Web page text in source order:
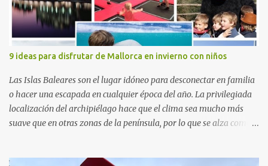
Traslacional en Cáncer en la Infancia y la Adolescencia del Vall
d’Hebron Instituto de Investigación (VHIR); Anna Saló, psicóloga
del Servicio de Oncología Pediátrica del Vall d’Hebron y del grupo
de Investigación Traslacional en Cáncer en la Infancia y la
Adolescencia del VHIR y Teresa Xipell, fisioterapeuta y directora de
hipoterapia en la Fundación Federica Cerdá. Imágenes cortesía de
asesoría de ...
9 ideas para disfrutar de Mallorca en invierno con niños
Las Islas Baleares son el lugar idóneo para desconectar en familia
o hacer una escapada en cualquier época del año. La privilegiada
localización del archipiélago hace que el clima sea mucho más
suave que en otras zonas de la península, por lo que se alza como